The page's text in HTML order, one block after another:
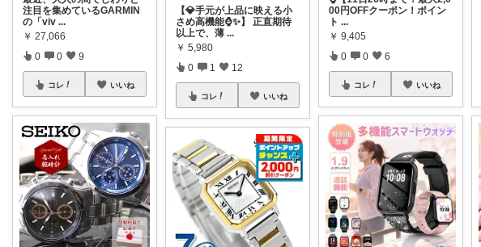
注目を集めているGARMIN
の「viv ...
￥ 27,066
0 0 9
コレ いいね
【💎手元が上品に映える小
さめ高機能⌚✨】 正直期待
以上で、薄 ...
￥ 5,980
0 1 12
コレ いいね
00円OFFクーポン！ポイン
ト ...
￥ 9,405
0 0 6
コレ いいね